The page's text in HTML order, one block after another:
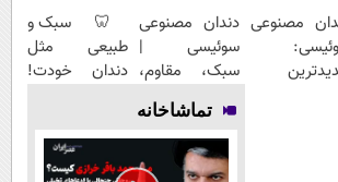
مصنوعی دندان مصنوعی
سوئیسی |
سبک، مقاوم،
طبیعی! ویزیت
رایگان+پرداخت
اقساطی😍
🦷 سبک و
طبیعی مثل
دندان خودت!
اقساطی 💳 📍
تهران
تماشاخانه